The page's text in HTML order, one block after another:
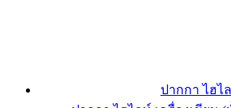
ปากกา ไฮไ